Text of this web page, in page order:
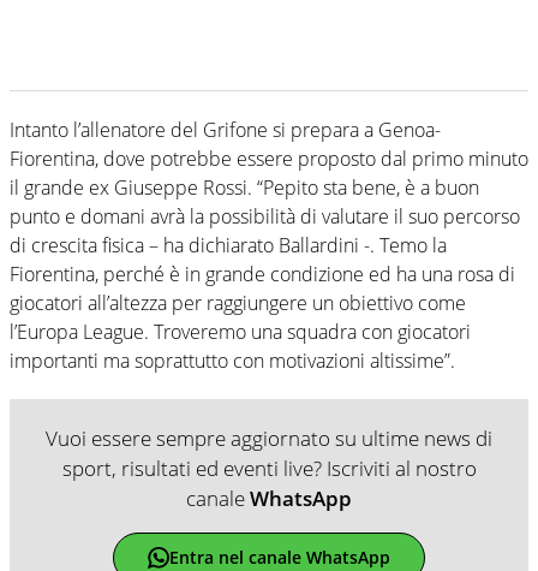
Intanto l’allenatore del Grifone si prepara a Genoa-
Fiorentina, dove potrebbe essere proposto dal primo minuto
il grande ex Giuseppe Rossi. “Pepito sta bene, è a buon
punto e domani avrà la possibilità di valutare il suo percorso
di crescita fisica – ha dichiarato Ballardini -. Temo la
Fiorentina, perché è in grande condizione ed ha una rosa di
giocatori all’altezza per raggiungere un obiettivo come
l’Europa League. Troveremo una squadra con giocatori
importanti ma soprattutto con motivazioni altissime”.
Vuoi essere sempre aggiornato su ultime news di
sport, risultati ed eventi live? Iscriviti al nostro
canaleWhatsApp
Entra nel canale WhatsApp